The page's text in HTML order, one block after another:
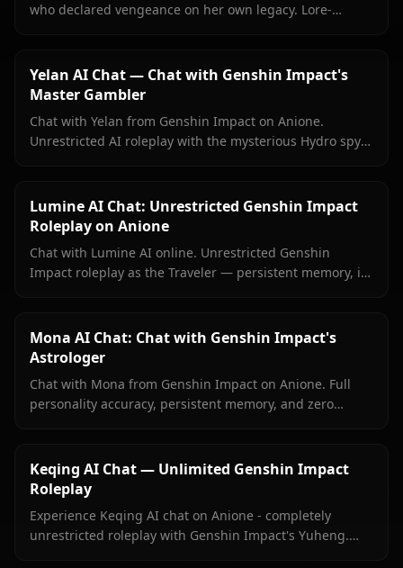
who declared vengeance on her own legacy. Lore-
Yelan AI Chat — Chat with Genshin Impact's
Master Gambler
Chat with Yelan from Genshin Impact on Anione.
Unrestricted AI roleplay with the mysterious Hydro spy
Lumine AI Chat: Unrestricted Genshin Impact
Roleplay on Anione
Chat with Lumine AI online. Unrestricted Genshin
Impact roleplay as the Traveler — persistent memory, in-
Mona AI Chat: Chat with Genshin Impact's
Astrologer
Chat with Mona from Genshin Impact on Anione. Full
personality accuracy, persistent memory, and zero
Keqing AI Chat — Unlimited Genshin Impact
Roleplay
Experience Keqing AI chat on Anione - completely
unrestricted roleplay with Genshin Impact's Yuheng.